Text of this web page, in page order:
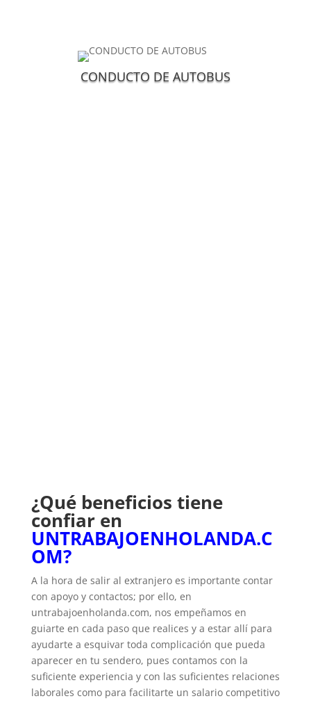
CONDUCTO DE AUTOBUS
¿Qué beneficios tiene
confiar en
UNTRABAJOENHOLANDA.C
OM?
A la hora de salir al extranjero es importante contar
con apoyo y contactos; por ello, en
untrabajoenholanda.com, nos empeñamos en
guiarte en cada paso que realices y a estar allí para
ayudarte a esquivar toda complicación que pueda
aparecer en tu sendero, pues contamos con la
suficiente experiencia y con las suficientes relaciones
laborales como para facilitarte un salario competitivo